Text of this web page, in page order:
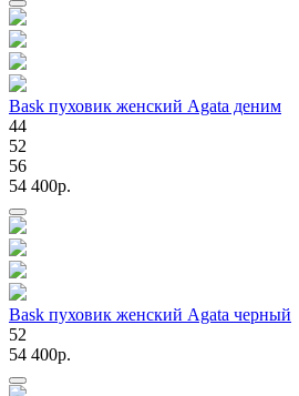
Bask пуховик женский Agata деним
44
52
56
54 400p.
Bask пуховик женский Agata черный
52
54 400p.